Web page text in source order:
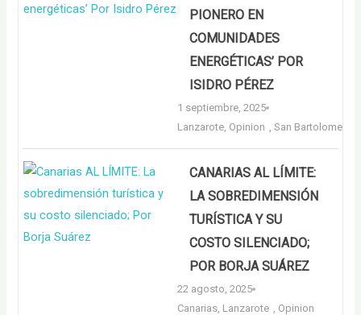
PIONERO EN
COMUNIDADES
ENERGÉTICAS’ POR
ISIDRO PÉREZ
1 septiembre, 2025
Lanzarote Opinion ,San Bartolome
CANARIAS AL LÍMITE:
LA SOBREDIMENSIÓN
TURÍSTICA Y SU
COSTO SILENCIADO;
POR BORJA SUÁREZ
22 agosto, 2025
Canarias Lanzarote Opinion